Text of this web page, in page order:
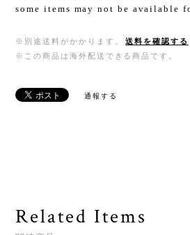
some items may not be available
※別途送料がかかります。
送料を確認する
※この商品は海外配送できる商品です。
通報する
Related Items